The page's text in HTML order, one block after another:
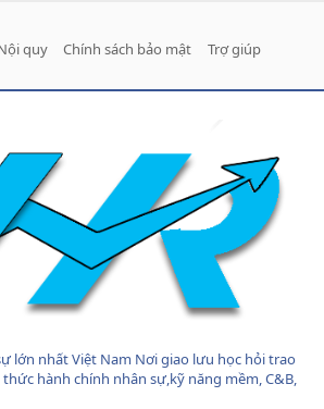
quy Chính sách bảo mật
Trợ giúp
lớn nhất Việt Nam Nơi giao lưu học hỏi trao
hành chính nhân sự,kỹ năng mềm, C&B,